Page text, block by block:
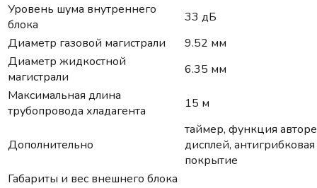
Уровень шума внутреннего
блока
33 дБ
Диаметр газовой магистрали
9.52 мм
Диаметр жидкостной
магистрали
6.35 мм
Максимальная длина
трубопровода хладагента
15 м
Дополнительно
таймер, функция
дисплей,
покрытие
Габариты и вес внешнего блока